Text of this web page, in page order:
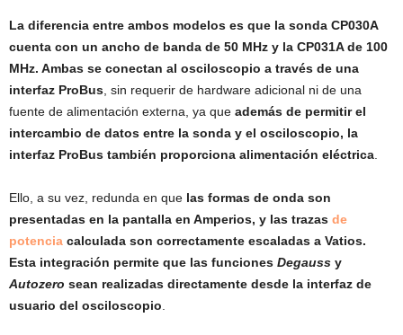
La diferencia entre ambos modelos es que la sonda CP030A
cuenta con un ancho de banda de 50 MHz y la CP031A de 100
MHz. Ambas se conectan al osciloscopio a través de una
interfaz ProBus , sin requerir de hardware adicional ni de una
fuente de alimentación externa, ya que además de permitir el
intercambio de datos entre la sonda y el osciloscopio, la
interfaz ProBus también proporciona alimentación eléctrica
Ello, a su vez, redunda en que las formas de onda son
presentadas en la pantalla en Amperios, y las trazas de
potencia calculada son correctamente escaladas a Vatios.
Esta integración permite que las funciones Degauss y
Autozero sean realizadas directamente desde la interfaz de
usuario del osciloscopio